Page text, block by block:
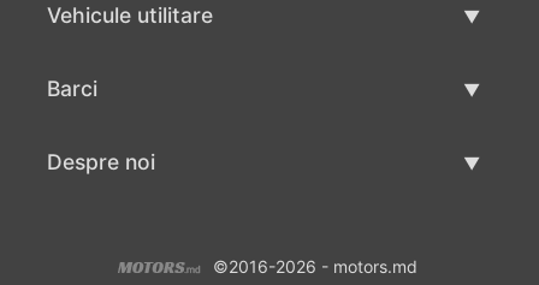
Vehicule utilitare
Barci
Despre noi
©2016-2026 - motors.md